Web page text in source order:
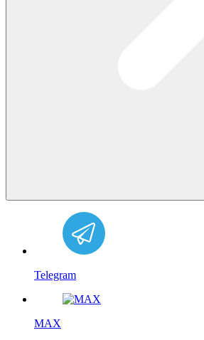
Telegram
MAX